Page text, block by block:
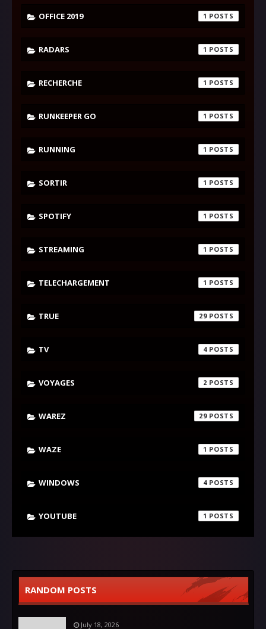
OFFICE 2019 1
RADARS 1
RECHERCHE 1
RUNKEEPER GO 1
RUNNING 1
SORTIR 1
SPOTIFY 1
STREAMING 1
TELECHARGEMENT 1
TRUE 29
TV 4
VOYAGES 2
WAREZ 29
WAZE 1
WINDOWS 4
YOUTUBE 1
RANDOM POSTS
July 18, 2026